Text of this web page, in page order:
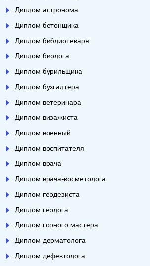
Диплом астронома
Диплом бетонщика
Диплом библиотекаря
Диплом биолога
Диплом бурильщика
Диплом бухгалтера
Диплом ветеринара
Диплом визажиста
Диплом военный
Диплом воспитателя
Диплом врача
Диплом врача-косметолога
Диплом геодезиста
Диплом геолога
Диплом горного мастера
Диплом дерматолога
Диплом дефектолога